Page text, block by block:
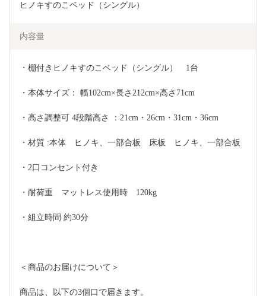
ヒノキすのこベッド（シングル）
内容量
・棚付きヒノキすのこベッド（シングル）　1台
・本体サイズ： 幅102cm×長さ212cm×高さ71cm
・高さ調整可 4段階高さ ：21cm・26cm・31cm・36cm
・2口コンセント付き
・耐荷重　マットレス使用時　120kg
・組立時間 約30分
＜商品のお届けについて＞
商品は、以下の3個口で届きます。